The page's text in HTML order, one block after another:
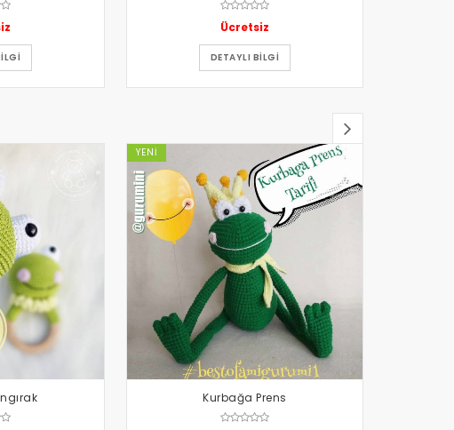
Ücretsiz
DETAYLI BILGI
YENI
Kurbağa Prens